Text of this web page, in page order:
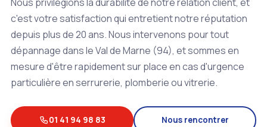
c'est votre satisfaction qui entretient notre réputation
depuis plus de 20 ans. Nous intervenons pour tout
dépannage dans le Val de Marne (94), et sommes en
mesure d'être rapidement sur place en cas d'urgence
particulière en serrurerie, plomberie ou vitrerie.
01 41 94 98 83 Nous rencontrer